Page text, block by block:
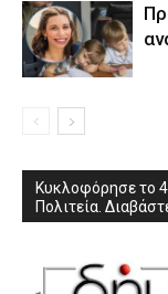
Κυκλοφόρησε το
Πολιτεία.